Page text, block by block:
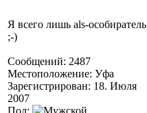
Я всего лишь als-особиратель
;-)
Сообщений: 2487
Местоположение: Уфа
Зарегистрирован: 18. Июля
2007
Пол: